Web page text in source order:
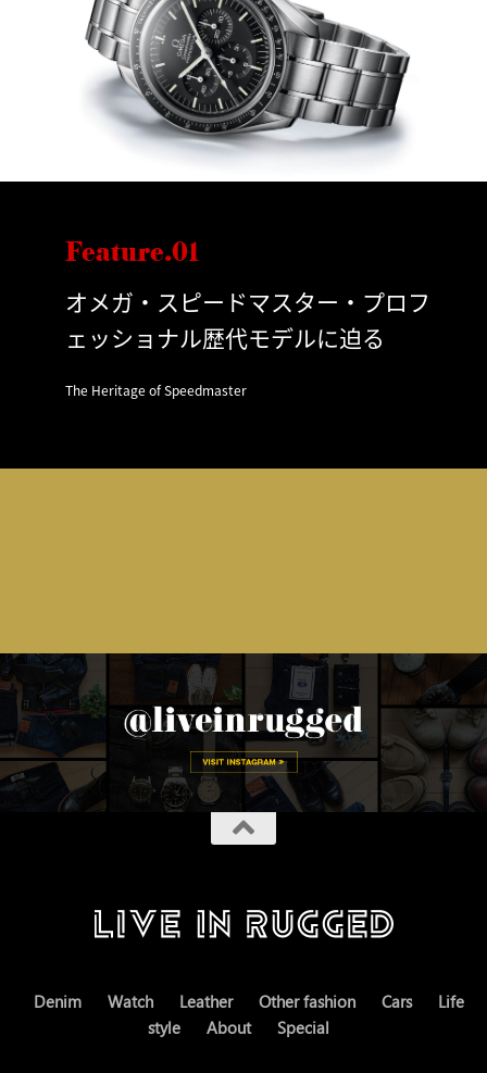
Feature.01
オメガ・スピードマスター・プロフ
ェッショナル歴代モデルに迫る
The Heritage of Speedmaster
Denim Watch Leather Other fashion Cars
Life
style
About Special